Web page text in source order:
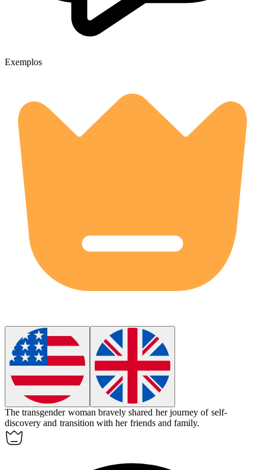
Exemplos
The transgender woman bravely shared her journey of self-
discovery and transition with her friends and family.